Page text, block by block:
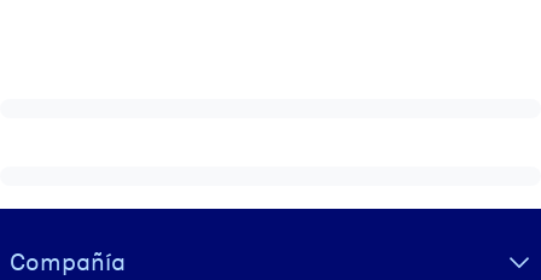
Visually hidden Text
Compañía